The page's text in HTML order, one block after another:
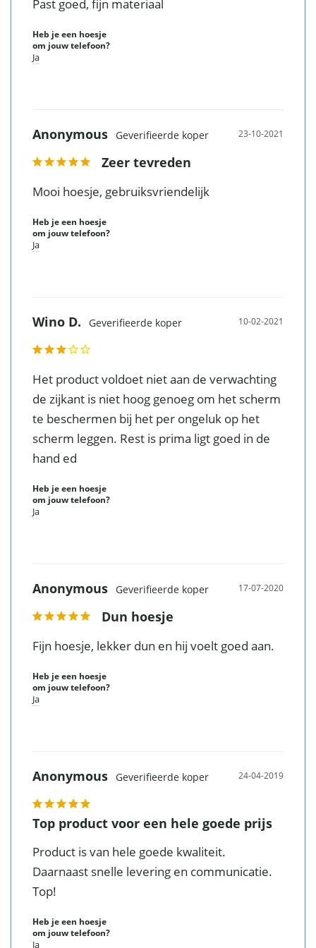
Past goed, fijn materiaal
Heb je een hoesje
om jouw telefoon?
Ja
23-10-2021
Anonymous
Zeer tevreden
Mooi hoesje, gebruiksvriendelijk
Heb je een hoesje
om jouw telefoon?
Ja
10-02-2021
Wino D.
Het product voldoet niet aan de verwachting
de zijkant is niet hoog genoeg om het scherm
te beschermen bij het per ongeluk op het
scherm leggen. Rest is prima ligt goed in de
hand ed
Heb je een hoesje
om jouw telefoon?
Ja
17-07-2020
Anonymous
Dun hoesje
Fijn hoesje, lekker dun en hij voelt goed aan.
Heb je een hoesje
om jouw telefoon?
Ja
24-04-2019
Anonymous
Top product voor een hele goede prijs
Product is van hele goede kwaliteit.
Daarnaast snelle levering en communicatie.
Top!
Heb je een hoesje
om jouw telefoon?
Ja